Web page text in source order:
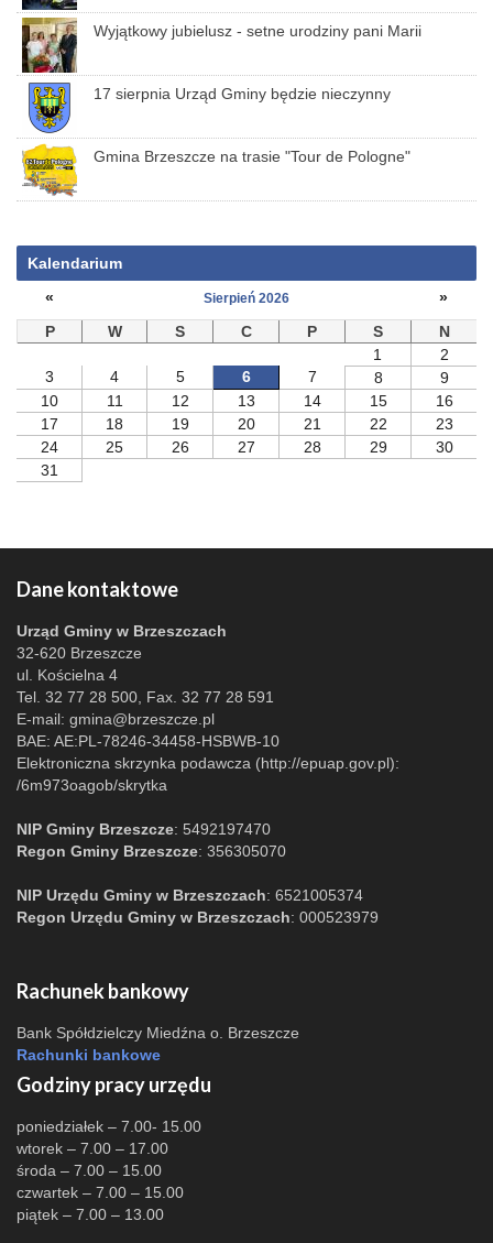
Wyjątkowy jubielusz - setne urodziny pani Marii
17 sierpnia Urząd Gminy będzie nieczynny
Gmina Brzeszcze na trasie "Tour de Pologne"
Kalendarium
«
Sierpień 2026
»
P
W S C P S
N
1
2
3
4 5 6 7 8
9
10
11 12 13 14 15
16
17
18 19 20 21 22
23
24
25 26 27 28 29
30
31
Dane kontaktowe
Urząd Gminy w Brzeszczach
32-620 Brzeszcze
ul. Kościelna 4
Tel. 32 77 28 500, Fax. 32 77 28 591
E-mail: gmina@brzeszcze.pl
BAE: AE:PL-78246-34458-HSBWB-10
Elektroniczna skrzynka podawcza (http://epuap.gov.pl):
/6m973oagob/skrytka
NIP Gminy Brzeszcze: 5492197470
Regon Gminy Brzeszcze: 356305070
NIP Urzędu Gminy w Brzeszczach: 6521005374
Regon Urzędu Gminy w Brzeszczach: 000523979
Rachunek bankowy
Bank Spółdzielczy Miedźna o. Brzeszcze
Rachunki bankowe
Godziny pracy urzędu
poniedziałek – 7.00- 15.00
wtorek – 7.00 – 17.00
środa – 7.00 – 15.00
czwartek – 7.00 – 15.00
piątek – 7.00 – 13.00